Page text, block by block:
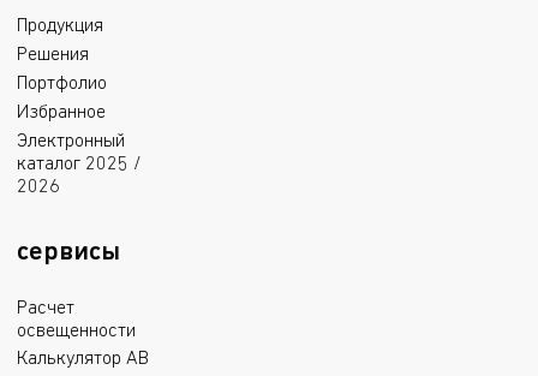
Продукция
Решения
Портфолио
Избранное
Электронный
каталог 2025 /
2026
сервисы
Расчет
освещенности
Калькулятор АВ